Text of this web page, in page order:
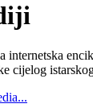
internetska
cijelog